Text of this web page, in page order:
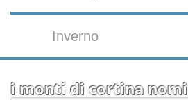
Inverno
i monti di cortina nomi